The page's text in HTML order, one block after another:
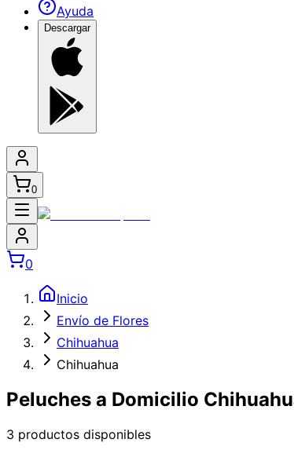
Ayuda
Descargar
0
0
Inicio
Envío de Flores
Chihuahua
Chihuahua
Peluches a Domicilio
3 productos disponibles